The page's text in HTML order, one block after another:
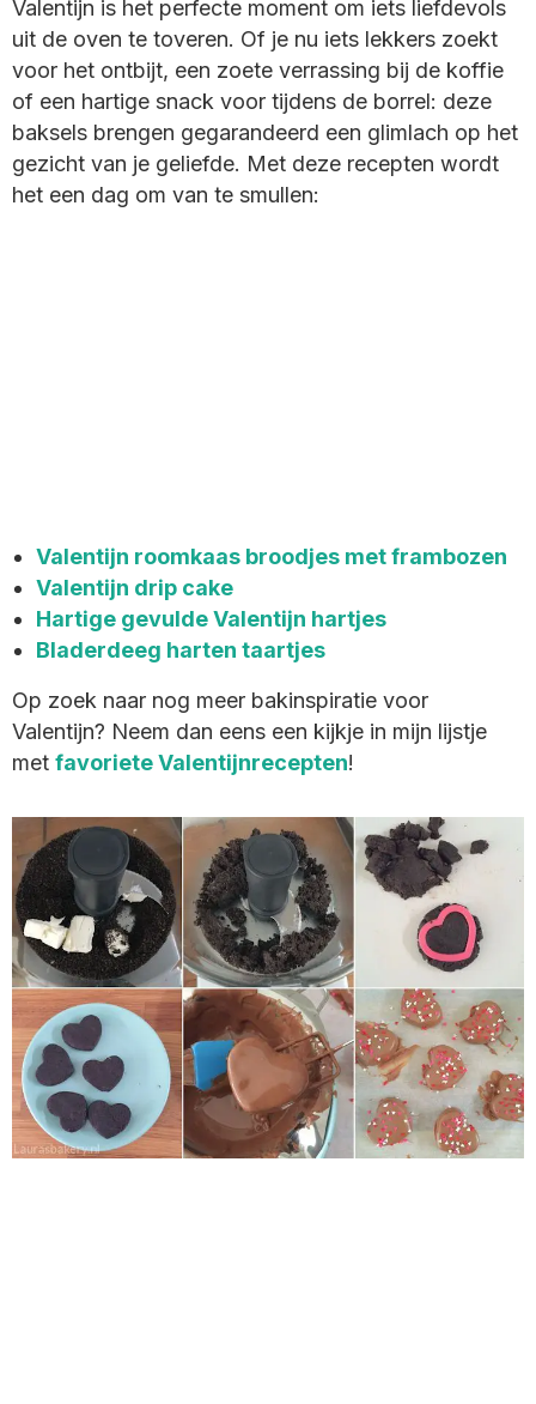
Valentijn is het perfecte moment om iets liefdevols
uit de oven te toveren. Of je nu iets lekkers zoekt
voor het ontbijt, een zoete verrassing bij de koffie
of een hartige snack voor tijdens de borrel: deze
baksels brengen gegarandeerd een glimlach op het
gezicht van je geliefde. Met deze recepten wordt
het een dag om van te smullen:
Valentijn roomkaas broodjes met frambozen
Valentijn drip cake
Hartige gevulde Valentijn hartjes
Bladerdeeg harten taartjes
Op zoek naar nog meer bakinspiratie voor
Valentijn? Neem dan eens een kijkje in mijn lijstje
met favoriete Valentijnrecepten!